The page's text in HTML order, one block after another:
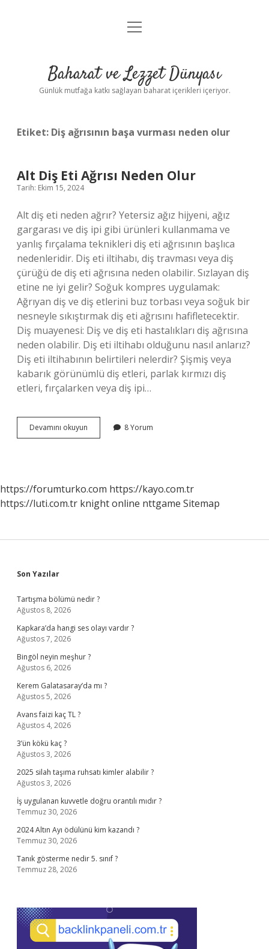
Anasayfa
Yasal Uyarı
menüyü
Baharat ve Lezzet Dünyası
Günlük mutfağa katkı sağlayan baharat içerikleri içeriyor.
Etiket: Diş ağrısının başa vurması neden olur
Alt Diş Eti Ağrısı Neden Olur
Tarih: Ekim 15, 2024
Alt diş eti neden ağrır? Yetersiz ağız hijyeni, ağız
gargarası ve diş ipi gibi ürünleri kullanmama ve
yanlış fırçalama teknikleri diş eti ağrısının başlıca
nedenleridir. Diş eti iltihabı, diş travması veya diş
çürüğü de diş eti ağrısına neden olabilir. Sızlayan diş
etine ne iyi gelir? Soğuk kompres uygulamak:
Ağrıyan diş ve diş etlerini buz torbası veya soğuk bir
nesneyle sıkıştırmak diş eti ağrısını hafifletecektir.
Diş muayenesi: Diş ve diş eti hastalıkları diş ağrısına
neden olabilir. Diş eti iltihabı olduğunu nasıl anlarız?
Diş eti iltihabının belirtileri nelerdir? Şişmiş veya
kabarık görünümlü diş etleri, parlak kırmızı diş
etleri, fırçalarken veya diş ipi…
Devamını okuyun
Diş
8 Yorum
https://forumturko.com https://kayo.com.tr
https://luti.com.tr knight online nttgame Sitemap
Sidebar
Son Yazılar
Tartışma bölümü nedir ?
Ağustos 8, 2026
Kapkara’da hangi ses olayı vardır ?
Ağustos 7, 2026
Bingöl neyin meşhur ?
Ağustos 6, 2026
Kerem Galatasaray’da mı ?
Ağustos 5, 2026
Avans faizi kaç TL ?
Ağustos 4, 2026
3’ün kökü kaç ?
Ağustos 3, 2026
2025 silah taşıma ruhsatı kimler alabilir ?
Ağustos 3, 2026
İş uygulanan kuvvetle doğru orantılı mıdır ?
Temmuz 30, 2026
2024 Altın Ayı ödülünü kim kazandı ?
Temmuz 30, 2026
Tanık gösterme nedir 5. sınıf ?
Temmuz 28, 2026